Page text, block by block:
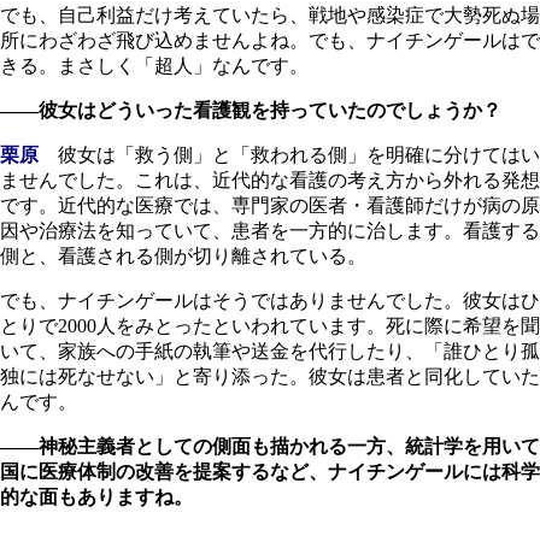
でも、自己利益だけ考えていたら、戦地や感染症で大勢死ぬ場
所にわざわざ飛び込めませんよね。でも、ナイチンゲールはで
きる。まさしく「超人」なんです。
――彼女はどういった看護観を持っていたのでしょうか？
栗原 彼女は「救う側」と「救われる側」を明確に分けてはい
ませんでした。これは、近代的な看護の考え方から外れる発想
です。近代的な医療では、専門家の医者・看護師だけが病の原
因や治療法を知っていて、患者を一方的に治します。看護する
側と、看護される側が切り離されている。
でも、ナイチンゲールはそうではありませんでした。彼女はひ
とりで2000人をみとったといわれています。死に際に希望を聞
いて、家族への手紙の執筆や送金を代行したり、「誰ひとり孤
独には死なせない」と寄り添った。彼女は患者と同化していた
んです。
――神秘主義者としての側面も描かれる一方、統計学を用いて
国に医療体制の改善を提案するなど、ナイチンゲールには科学
的な面もありますね。